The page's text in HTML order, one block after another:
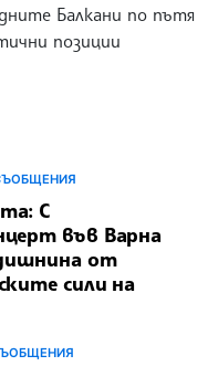
Балкани по пътя
позиции
С
във Варна
от
сили на